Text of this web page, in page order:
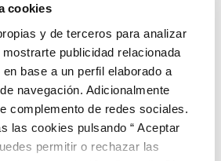
cookies
y de terceros para analizar
publicidad relacionada
base a un perfil elaborado a
navegación. Adicionalmente
complemento de redes sociales.
las cookies pulsando “ Aceptar
permitir o rechazar las
de la Diversidad Biológica